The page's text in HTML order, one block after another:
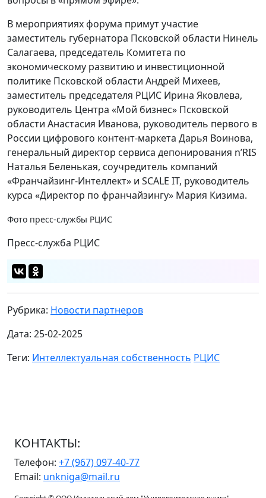
В мероприятиях форума примут участие
заместитель губернатора Псковской области Нинель
Салагаева, председатель Комитета по
экономическому развитию и инвестиционной
политике Псковской области Андрей Михеев,
заместитель председателя РЦИС Ирина Яковлева,
руководитель Центра «Мой бизнес» Псковской
области Анастасия Иванова, руководитель первого в
России цифрового контент-маркета Дарья Воинова,
генеральный директор сервиса депонирования n’RIS
Наталья Беленькая, соучредитель компаний
«Франчайзинг-Интеллект» и SCALE IT, руководитель
курса «Директор по франчайзингу» Мария Кизима.
Фото пресс-службы РЦИС
Пресс-служба РЦИС
Рубрика: Новости партнеров
Дата: 25-02-2025
Теги: Интеллектуальная собственность РЦИС
КОНТАКТЫ:
Телефон: +7 (967) 097-40-77
Email: unkniga@mail.ru